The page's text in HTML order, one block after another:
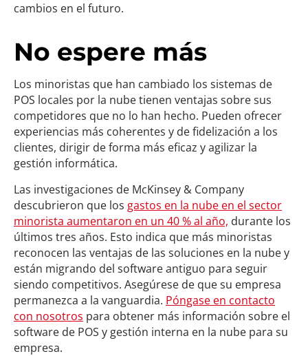
cambios en el futuro.
No espere más
Los minoristas que han cambiado los sistemas de
POS locales por la nube tienen ventajas sobre sus
competidores que no lo han hecho. Pueden ofrecer
experiencias más coherentes y de fidelización a los
clientes, dirigir de forma más eficaz y agilizar la
gestión informática.
Las investigaciones de McKinsey & Company
descubrieron que los gastos en la nube en el sector
minorista aumentaron en un 40 % al año, durante los
últimos tres años. Esto indica que más minoristas
reconocen las ventajas de las soluciones en la nube y
están migrando del software antiguo para seguir
siendo competitivos. Asegúrese de que su empresa
permanezca a la vanguardia. Póngase en contacto
con nosotros para obtener más información sobre el
software de POS y gestión interna en la nube para su
empresa.